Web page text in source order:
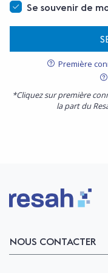
Se souvenir de
Première
*Cliquez sur première
la part du
Logo Resah
NOUS CONTACTER